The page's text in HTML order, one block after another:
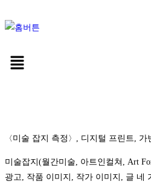
〈 미술 잡지 측정 〉 , 디지털 프린트, 가
미술잡지(월간미술, 아트인컬쳐, Art
광고, 작품 이미지, 작가 이미지, 글 네